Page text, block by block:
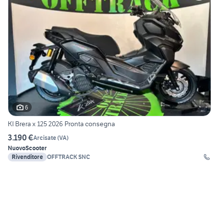
6
Kl Brera x 125 2026 Pronta consegna
3.190 €Arcisate(VA)
NuovoScooter
Rivenditore OFFTRACK SNC